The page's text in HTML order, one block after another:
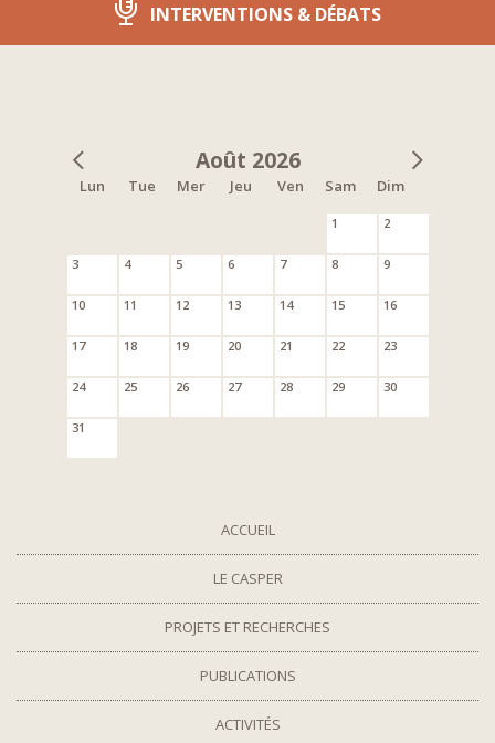
INTERVENTIONS & DÉBATS
Août 2026
Lun Tue Mer Jeu Ven Sam Dim
1 2
3 4 5 6 7 8 9
10 11 12 13 14 15 16
17 18 19 20 21 22 23
24 25 26 27 28 29 30
31
ACCUEIL
LE CASPER
PROJETS ET RECHERCHES
PUBLICATIONS
ACTIVITÉS